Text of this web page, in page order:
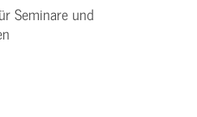
Seminare und